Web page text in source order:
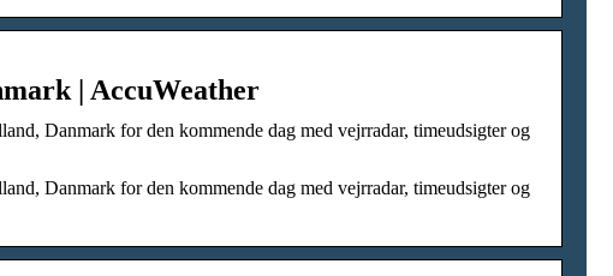
| AccuWeather
Danmark for den kommende dag med vejrradar, timeudsigter og
Danmark for den kommende dag med vejrradar, timeudsigter og